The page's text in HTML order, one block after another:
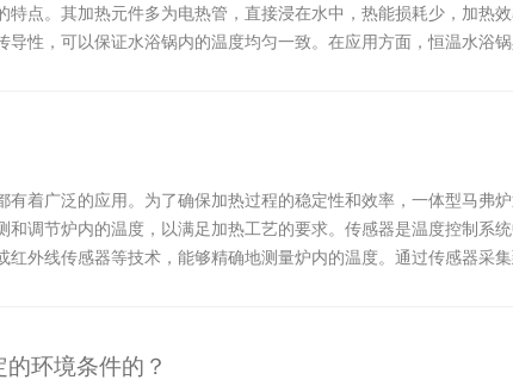
点。其加热元件多为电热管，直接浸在水中，热能损耗少，加热
性，可以保证水浴锅内的温度均匀一致。在应用方面，恒温水浴
着广泛的应用。为了确保加热过程的稳定性和效率，一体型马弗
调节炉内的温度，以满足加热工艺的要求。传感器是温度控制系
外线传感器等技术，能够精确地测量炉内的温度。通过传感器采
环境条件的？